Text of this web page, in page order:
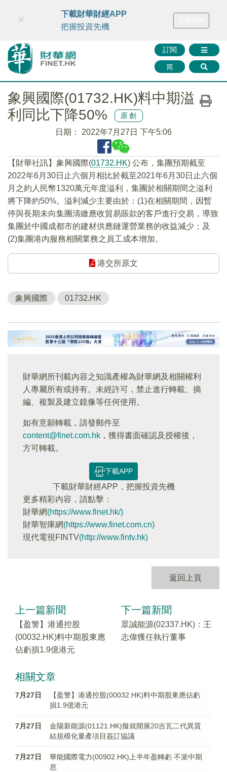
財華智庫網 FINTV FINMETA 財華證券 媒體矩陣
訂閱
简
×
下載財華財經APP
把握投資先機
象興國際(01732.HK)料中期溢
利同比下降50%
原創
日期： 2022年7月27日 下午5:06
【財華社訊】象興國際(01732.HK) 公布，集團預期截至
2022年6月30日止六個月相比於截至2021年6月30日止六個
月之約人民幣1320萬元年度溢利，集團於相關期間之溢利
將下降約50%。溢利減少主要由於：(1)在相關期間，因暫
停與長期未向集團清繳應收貿易賬款的客戶進行交易，導致
集團於中國成都市的建材供應鏈運營業務的收益減少；及
(2)集團港內服務相關業務之員工成本增加。
港交所原文
象興國際 01732.HK
財華網所刊載內容之知識產權為財華網及相關權利
人專屬所有或持有。未經許可，禁止進行轉載、摘
編、複製及建立鏡像等任何使用。
如有意願轉載，請發郵件至
content@finet.com.hk ，獲得書面確認及授權後，
方可轉載。
下載APP
下載財華財經APP，把握投資先機
更多精彩内容，請點擊：
財華網(https://www.finet.hk/)
財華智庫網(https://www.finet.com.cn)
現代電視FINTV(http://www.fintv.hk)
返回上頁
上一篇新聞
【盈警】港通控股
(00032.HK)料中期股東應
佔虧損1.9億港元
下一篇新聞
眾誠能源(02337.HK)：王
志偉獲任執行董事
相關文章
7月27日
【盈警】港通控股(00032.HK)料中期股東應佔虧
損1.9億港元
7月27日
金陽新能源(01121.HK)擬就開展20吉瓦二代異質
結規模化量產項目簽訂協議
7月27日
華能國際電力(00902.HK)上半年盈轉虧 不派中期
息